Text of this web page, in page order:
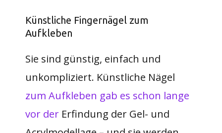
Künstliche Fingernägel zum
Aufkleben
Sie sind günstig, einfach und
unkompliziert. Künstliche Nägel
zum Aufkleben gab es schon lange
vor derErfindung der Gel- und